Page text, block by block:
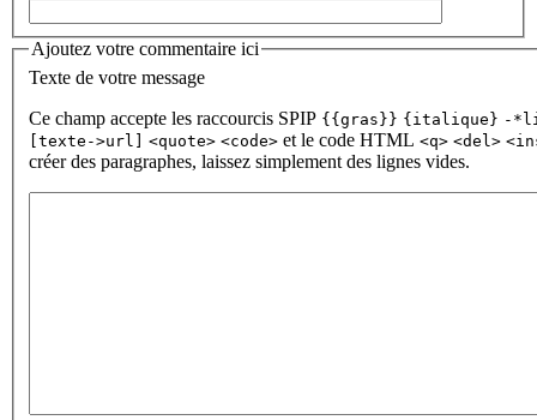
Ajoutez votre commentaire ici
Texte de votre message
Ce champ accepte les raccourcis SPIP {{gras}} {italique} -
[texte->url] <quote> <code> et le code HTML <q> <del>
créer des paragraphes, laissez simplement des lignes vides.